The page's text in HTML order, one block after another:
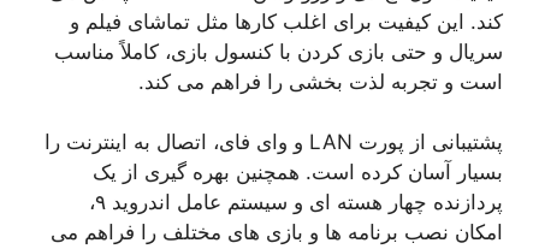
کند. این کیفیت برای اغلب کارها مثل تماشای فیلم و
سریال و حتی بازی کردن با کنسول بازی، کاملاً مناسب
است و تجربه لذت بخشی را فراهم می کند.
پشتیبانی از پورت LAN و وای فای، اتصال به اینترنت را
بسیار آسان کرده است. همچنین بهره گیری از یک
پردازنده چهار هسته ای و سیستم عامل اندروید ۹،
امکان نصب برنامه ها و بازی های مختلف را فراهم می